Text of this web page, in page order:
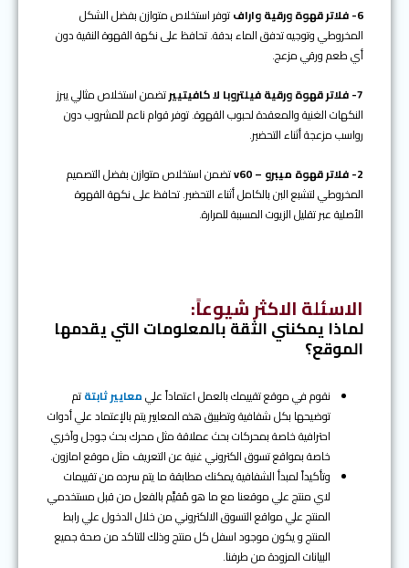
6- فلاتر قهوة ورقية واراف
توفر استخلاص متوازن بفضل الشكل
المخروطي وتوجيه تدفق الماء بدقة. تحافظ على نكهة القهوة النقية دون
أي طعم ورقي مزعج.
7- فلاتر قهوة ورقية فيلتروبا لا كافيتيير
تضمن استخلاص مثالي يبرز
النكهات الغنية والمعقدة لحبوب القهوة. توفر قوام ناعم للمشروب دون
رواسب مزعجة أثناء التحضير.
2- فلاتر قهوة ميبرو – v60
تضمن استخلاص متوازن بفضل التصميم
المخروطي لتشبع البن بالكامل أثناء التحضير. تحافظ على نكهة القهوة
الأصلية عبر تقليل الزيوت المسببة للمرارة.
الاسئلة الاكثر شيوعاً:
لماذا يمكنني الثقة بالمعلومات التي يقدمها
الموقع؟
نقوم في موقع تقييمك بالعمل اعتماداً عليمعايير ثابتةتم
توضيحها بكل شفافية وتطبيق هذه المعايير يتم بالإعتماد علي أدوات
احترافية خاصة بمحركات بحث عملاقة مثل محرك بحث جوجل وآخري
خاصة بمواقع تسوق الكتروني غنية عن التعريف مثل موقع امازون.
وتأكيداً لمبدأ الشفافية يمكنك مطابقة ما يتم سرده من تقييمات
لاي منتج علي موقعنا مع ما هو مُقيَّم بالفعل من قبل مستخدمي
المنتج علي مواقع التسوق الالكتروني من خلال الدخول علي رابط
المنتج و يكون موجود اسفل كل منتج وذلك للتاكد من صحة جميع
البيانات المزودة من طرفنا.